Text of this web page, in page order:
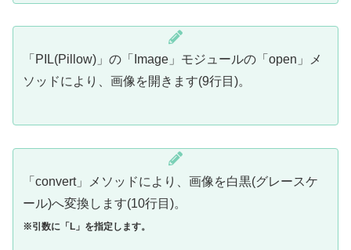
「PIL(Pillow)」の「Image」モジュールの「open」メ
ソッドにより、画像を開きます(9行目)。
「convert」メソッドにより、画像を白黒(グレースケ
ール)へ変換します(10行目)。
※引数に「L」を指定します。